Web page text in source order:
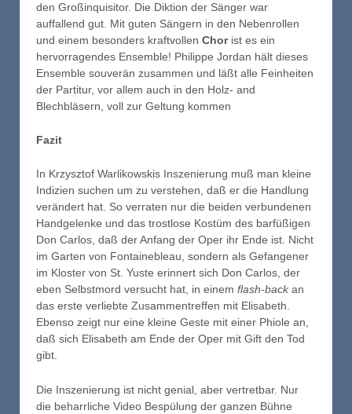
den Großinquisitor. Die Diktion der Sänger war
auffallend gut. Mit guten Sängern in den Nebenrollen
und einem besonders kraftvollen Chorist es ein
hervorragendes Ensemble! Philippe Jordan hält dieses
Ensemble souverän zusammen und läßt alle Feinheiten
der Partitur, vor allem auch in den Holz- and
Blechbläsern, voll zur Geltung kommen
Fazit
In Krzysztof Warlikowskis Inszenierung muß man kleine
Indizien suchen um zu verstehen, daß er die Handlung
verändert hat. So verraten nur die beiden verbundenen
Handgelenke und das trostlose Kostüm des barfüßigen
Don Carlos, daß der Anfang der Oper ihr Ende ist. Nicht
im Garten von Fontainebleau, sondern als Gefangener
im Kloster von St. Yuste erinnert sich Don Carlos, der
eben Selbstmord versucht hat, in einem flash-backan
das erste verliebte Zusammentreffen mit Elisabeth.
Ebenso zeigt nur eine kleine Geste mit einer Phiole an,
daß sich Elisabeth am Ende der Oper mit Gift den Tod
gibt.
Die Inszenierung ist nicht genial, aber vertretbar. Nur
die beharrliche Video Bespülung der ganzen Bühne